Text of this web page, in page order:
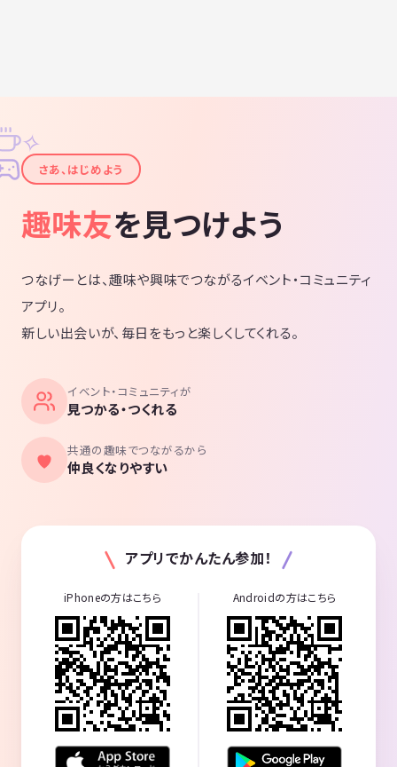
✦
✧
さあ、はじめよう
趣味友を見つけよう
つなげーとは、趣味や興味でつながるイベント・コミュニティ
アプリ。
新しい出会いが、毎日をもっと楽しくしてくれる。
イベント・コミュニティが
見つかる・つくれる
共通の趣味でつながるから
仲良くなりやすい
アプリでかんたん参加！
iPhoneの方はこちら Androidの方はこちら